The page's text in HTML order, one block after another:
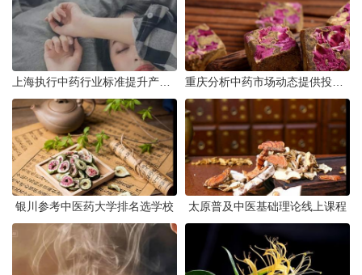
银川参考中医药大学排名选学校 太原普及中医基础理论线上课程